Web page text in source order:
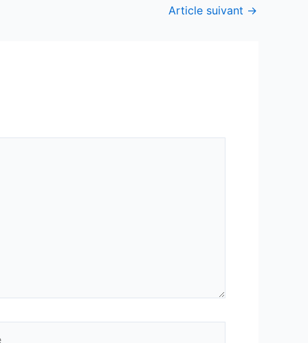
Article suivant →